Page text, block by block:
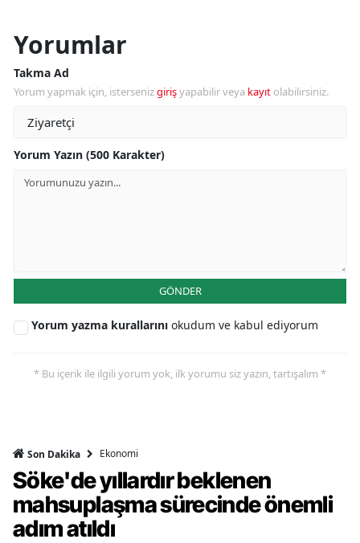
Yorumlar
Takma Ad
Yorum yapmak için, istersenizgirişyapabilir veya kayıt olabilirsiniz.
Yorum Yazın (500 Karakter)
GÖNDER
Yorum yazma kurallarını okudum ve kabul ediyorum
* Bu içerik ile ilgili yorum yok, ilk yorumu siz yazın, tartışalım *
Son Dakika Ekonomi
Söke'de yıllardır beklenen
mahsuplaşma sürecinde önemli
adım atıldı